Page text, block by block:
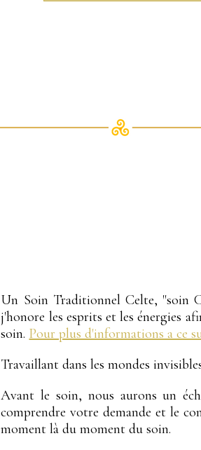
Un Soin Traditionnel Celte, "soin
j'honore les esprits et les énergies
soin. Pour plus d'informations a ce
Travaillant dans les mondes
Avant le soin, nous aurons un
comprendre votre demande et le
moment là du moment du soin.